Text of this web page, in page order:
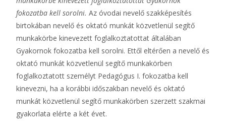
fokozatba kell sorolni. Az óvodai nevelő szakképesítés
birtokában nevelő és oktató munkát közvetlenül segítő
munkakörbe kinevezett foglalkoztatottat általában
Gyakornok fokozatba kell sorolni. Ettől eltérően a nevelő és
oktató munkát közvetlenül segítő munkakörben
foglalkoztatott személyt Pedagógus I. fokozatba kell
kinevezni, ha a korábbi időszakban nevelő és oktató
munkát közvetlenül segítő munkakörben szerzett szakmai
gyakorlata elérte a két évet.